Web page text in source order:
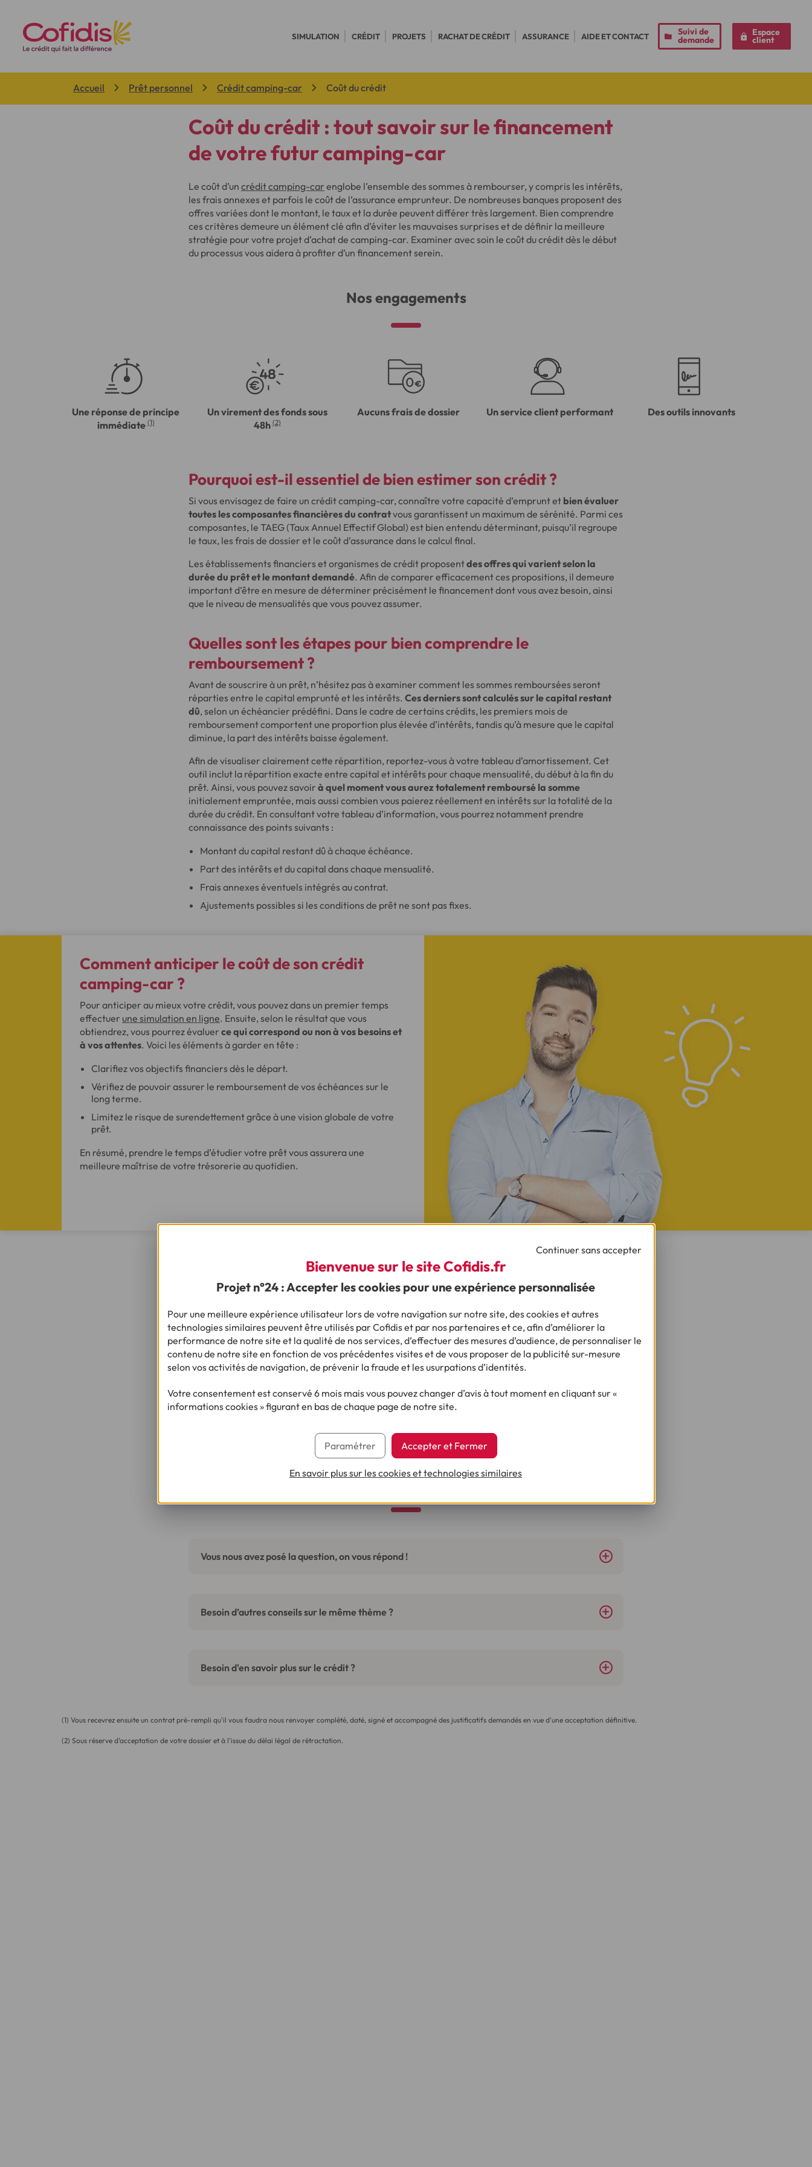
SIMULATION CRÉDIT PROJETS RACHAT DE CRÉDIT ASSURANCE AIDE ET CONTACT Suivi de
demande
Espace
client
Vous êtes ici:
Accueil Prêt personnel Crédit camping-car Coût du crédit
Coût du crédit : tout savoir sur le financement
de votre futur camping-car
Le coût d’un crédit camping-car englobe l’ensemble des sommes à rembourser, y compris les intérêts,
les frais annexes et parfois le coût de l’assurance emprunteur. De nombreuses banques proposent des
offres variées dont le montant, le taux et la durée peuvent différer très largement. Bien comprendre
ces critères demeure un élément clé afin d’éviter les mauvaises surprises et de définir la meilleure
stratégie pour votre projet d’achat de camping-car. Examiner avec soin le coût du crédit dès le début
du processus vous aidera à profiter d’un financement serein.
Nos engagements
Une réponse de principe
immédiate (1)
Un virement des fonds sous
48h (2)
Aucuns frais de dossier Un service client performant Des outils innovants
Pourquoi est-il essentiel de bien estimer son crédit ?
Si vous envisagez de faire un crédit camping-car, connaître votre capacité d’emprunt et bien évaluer
toutes les composantes financières du contratvous garantissent un maximum de sérénité. Parmi ces
composantes, le TAEG (Taux Annuel Effectif Global) est bien entendu déterminant, puisqu’il regroupe
le taux, les frais de dossier et le coût d’assurance dans le calcul final.
Les établissements financiers et organismes de crédit proposentdes offres qui varient selon la
durée du prêt et le montant demandé. Afin de comparer efficacement ces propositions, il demeure
important d’être en mesure de déterminer précisément le financement dont vous avez besoin, ainsi
que le niveau de mensualités que vous pouvez assumer.
Quelles sont les étapes pour bien comprendre le
remboursement ?
Avant de souscrire à un prêt, n’hésitez pas à examiner comment les sommes remboursées seront
réparties entre le capital emprunté et les intérêts. Ces derniers sont calculés sur le capital restant
dû, selon un échéancier prédéfini. Dans le cadre de certains crédits, les premiers mois de
remboursement comportent une proportion plus élevée d’intérêts, tandis qu’à mesure que le capital
diminue, la part des intérêts baisse également.
Afin de visualiser clairement cette répartition, reportez-vous à votre tableau d’amortissement. Cet
outil inclut la répartition exacte entre capital et intérêts pour chaque mensualité, du début à la fin du
prêt. Ainsi, vous pouvez savoir à quel moment vous aurez totalement remboursé la somme
initialement empruntée, mais aussi combien vous paierez réellement en intérêts sur la totalité de la
durée du crédit. En consultant votre tableau d’information, vous pourrez notamment prendre
connaissance des points suivants :
Montant du capital restant dû à chaque échéance.
Part des intérêts et du capital dans chaque mensualité.
Frais annexes éventuels intégrés au contrat.
Ajustements possibles si les conditions de prêt ne sont pas fixes.
Comment anticiper le coût de son crédit
camping-car ?
Pour anticiper au mieux votre crédit, vous pouvez dans un premier temps
effectuer une simulation en ligne. Ensuite, selon le résultat que vous
obtiendrez, vous pourrez évaluer ce qui correspond ou non à vos besoins et
à vos attentes. Voici les éléments à garder en tête :
Clarifiez vos objectifs financiers dès le départ.
Vérifiez de pouvoir assurer le remboursement de vos échéances sur le
long terme.
Limitez le risque de surendettement grâce à une vision globale de votre
prêt.
En résumé, prendre le temps d’étudier votre prêt vous assurera une
meilleure maîtrise de votre trésorerie au quotidien.
Comment optimiser son financement ?
Dans le cadre de l’achat d’un camping-car, si vous disposez d’une réserve d’épargne, vous pouvez
verser un apport initial plus conséquent, ce qui réduit ainsi le capital à emprunter. Vous pouvez
mensualités ou encore la durée de votre futur crédit.
Découvrez notre crédit camping-car
Ça pourrait vous intéresser
Vous nous avez posé la question, on vous répond !
Besoin d’autres conseils sur le même thème ?
Besoin d'en savoir plus sur le crédit ?
(1) Vous recevrez ensuite un contrat pré-rempli qu'il vous faudra nous renvoyer complété, daté, signé et accompagné des justificatifs demandés en vue d'une acceptation définitive.
(2) Sous réserve d’acceptation de votre dossier et à l’issue du délai légal de rétractation.
Continuer sans accepter
Bienvenue sur le site Cofidis.fr
Projet n°24 : Accepter les cookies pour une expérience personnalisée
Pour une meilleure expérience utilisateur lors de votre navigation sur notre site, des cookies et autres
technologies similaires peuvent être utilisés par Cofidis et par nos partenaires et ce, afin d’améliorer la
performance de notre site et la qualité de nos services, d’effectuer des mesures d’audience, de personnaliser le
contenu de notre site en fonction de vos précédentes visites et de vous proposer de la publicité sur-mesure
selon vos activités de navigation, de prévenir la fraude et les usurpations d’identités.
Votre consentement est conservé 6 mois mais vous pouvez changer d’avis à tout moment en cliquant sur «
informations cookies » figurant en bas de chaque page de notre site.
Accepter et Fermer
Paramétrer
En savoir plus sur les cookies et technologies similaires